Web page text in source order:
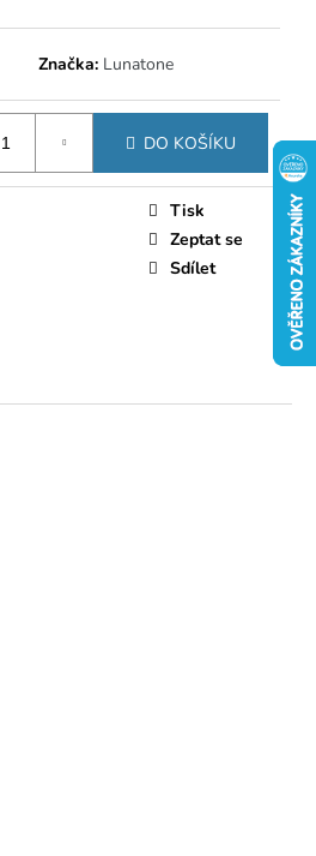
Značka: Lunatone
DO KOŠÍKU
Tisk
Zeptat se
Sdílet